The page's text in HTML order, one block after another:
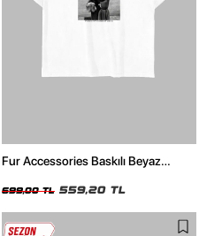
Fur Accessories Baskılı Beyaz
699,00 TL 559,20 TL